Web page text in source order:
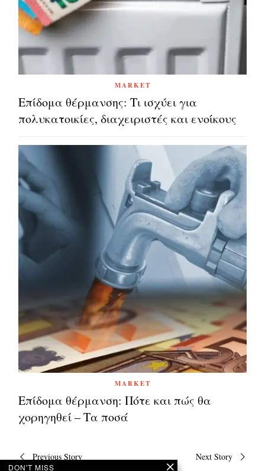
MARKET
Επίδομα θέρμανσης: Τι ισχύει για
πολυκατοικίες, διαχειριστές και ενοίκους
MARKET
Επίδομα θέρμανση: Πότε και πώς θα
χορηγηθεί – Τα ποσά
Πλοήγηση
άρθρων
Previous Story Next Story
DON'T MISS